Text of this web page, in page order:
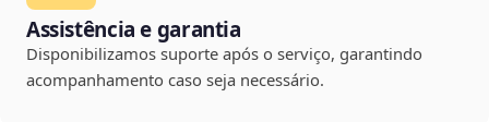
Assistência e garantia
Disponibilizamos suporte após o serviço, garantindo
acompanhamento caso seja necessário.